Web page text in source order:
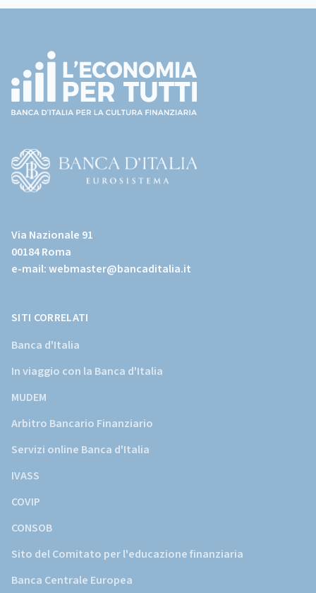
page)
sito
istituzionale
della
Via Nazionale 91
00184 Roma
e-mail:webmaster@bancaditalia.it
SITI CORRELATI
Banca d'Italia
In viaggio con la Banca d'Italia
MUDEM
Arbitro Bancario Finanziario
Servizi online Banca d'Italia
IVASS
COVIP
CONSOB
Sito del Comitato per l'educazione finanziaria
Banca Centrale Europea